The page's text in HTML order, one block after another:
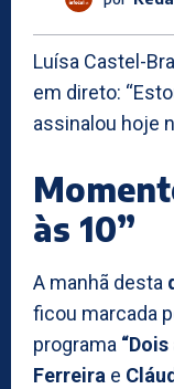
Luísa Castel-
em direto:
assinalou hoje
às 10”
A manhã desta
ficou marcada
programa “Dois
Ferreira e